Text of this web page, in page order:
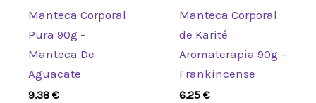
Manteca Corporal
Pura 90g –
Manteca De
Aguacate
9,38€
Manteca Corporal
de Karité
Aromaterapia 90g –
Frankincense
6,25€